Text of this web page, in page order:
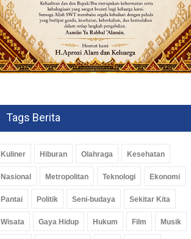
Tags Berita
Kuliner Hiburan Olahraga Kesehatan
Nasional Metropolitan Teknologi Ekonomi
Pantai Politik Seni-budaya Sekitar Kita
Wisata Gaya Hidup Hukum Film Musik